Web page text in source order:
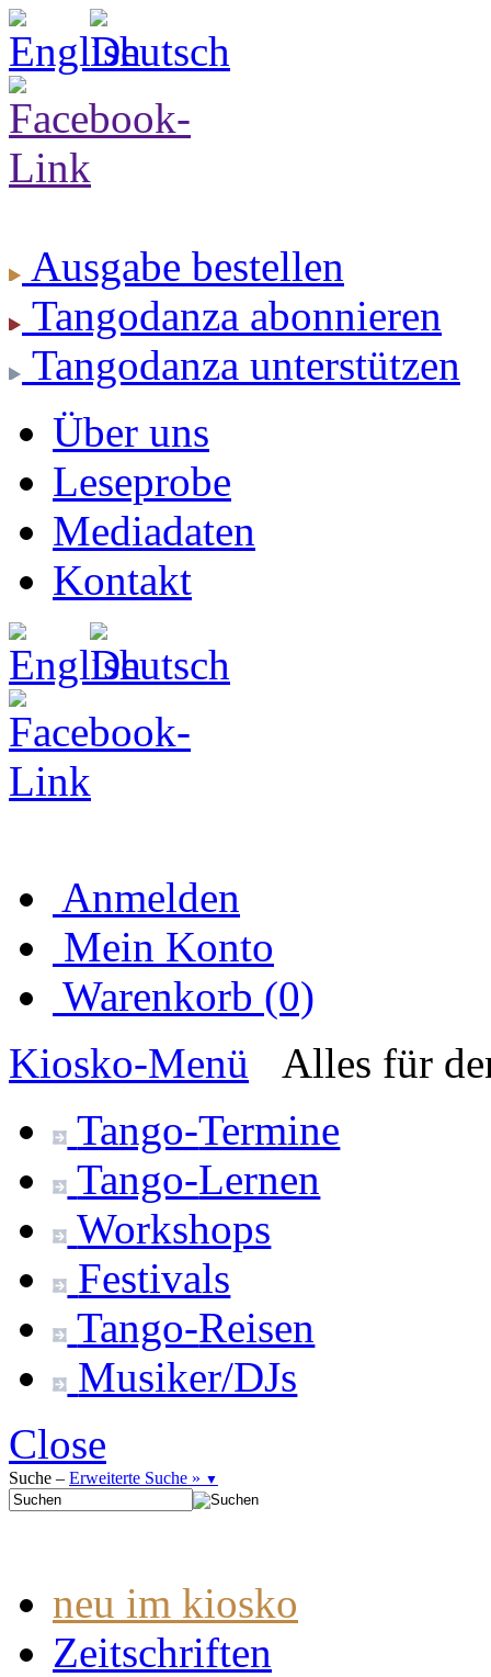
Ausgabe bestellen
Tangodanza abonnieren
Tangodanza unterstützen
Über uns
Leseprobe
Mediadaten
Kontakt
Anmelden
Mein Konto
Warenkorb (0)
Kiosko-Menü
Alles für
Tango-Termine
Tango-Lernen
Workshops
Festivals
Tango-Reisen
Musiker/DJs
Close
Suche – Erweiterte Suche » ▼
neu im kiosko
Zeitschriften